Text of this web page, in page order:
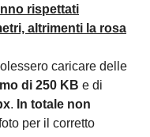
rispettati
altrimenti la rosa
caricare delle
di 250 KB e di
. In totale non
per il corretto